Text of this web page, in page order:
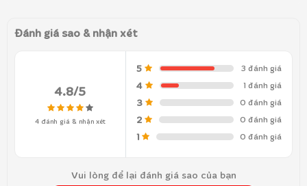
Đánh giá sao & nhận xét
4.8/5
4 đánh giá & nhận xét
5 3 đánh giá
4 1 đánh giá
3 0 đánh giá
2 0 đánh giá
1 0 đánh giá
Vui lòng để lại đánh giá sao của bạn